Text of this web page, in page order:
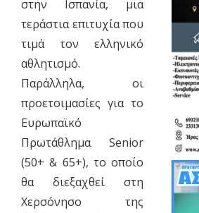
στην Ισπανία, μια
τεράστια επιτυχία που
τιμά τον ελληνικό
αθλητισμό.
​Παράλληλα, οι
προετοιμασίες για το
Ευρωπαϊκό
Πρωτάθλημα Senior
(50+ & 65+), το οποίο
θα διεξαχθεί στη
Χερσόνησο της